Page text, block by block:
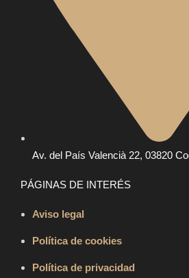
Av. del País Valencià 22, 03820
PÁGINAS DE INTERÉS
Aviso legal
Política de cookies
Política de privacidad